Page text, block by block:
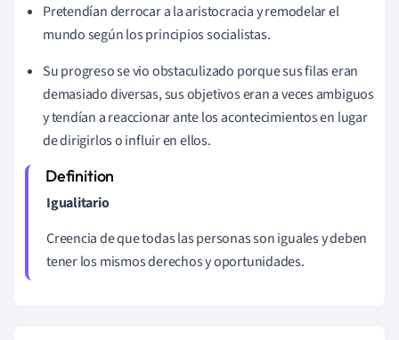
Pretendían derrocar a la aristocracia y remodelar el
mundo según los principios socialistas.
Su progreso se vio obstaculizado porque sus filas eran
demasiado diversas, sus objetivos eran a veces ambiguos
y tendían a reaccionar ante los acontecimientos en lugar
de dirigirlos o influir en ellos.
Igualitario
Creencia de que todas las personas son iguales y deben
tener los mismos derechos y oportunidades.